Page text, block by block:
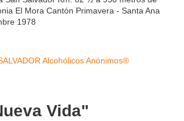
El Mora Cantón Primavera - Santa Ana
1978
Vida"